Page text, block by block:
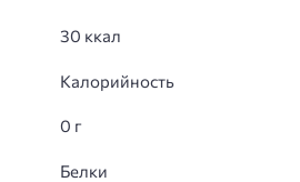
30 ккал
Калорийность
0 г
Белки